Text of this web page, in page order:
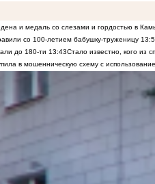
и медаль со слезами и гордостью в
со 100-летием бабушку-труженицу
до 180-ти 13:43Стало известно, кого из
в мошенническую схему с